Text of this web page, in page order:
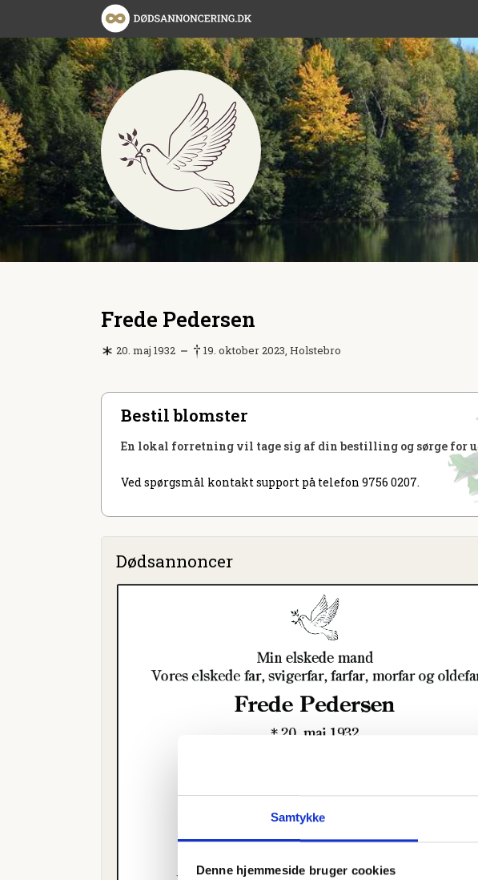
Samtykke
Denne hjemmeside bruger cookies
Frede Pedersen
20. maj 1932 19. oktober 2023, Holstebro
Bestil blomster
En lokal forretning vil tage sig af din bestilling og sørge for
Ved spørgsmål kontakt support på telefon 9756 0207.
Dødsannoncer